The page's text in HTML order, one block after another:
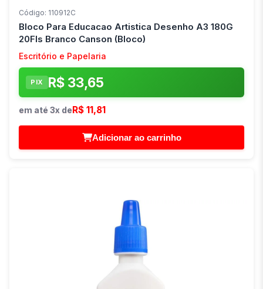
Código: 110912C
Bloco Para Educacao Artistica Desenho A3 180G
20Fls Branco Canson (Bloco)
Escritório e Papelaria
PIX R$ 33,65
em até 3x deR$ 11,81
Adicionar ao carrinho